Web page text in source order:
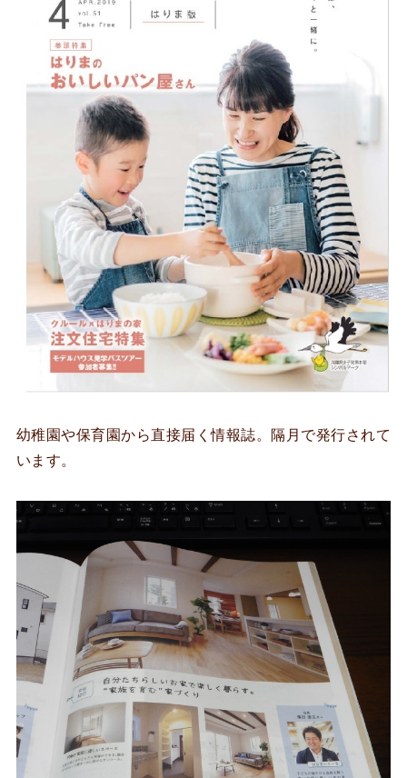
幼稚園や保育園から直接届く情報誌。隔月で発行されて
います。